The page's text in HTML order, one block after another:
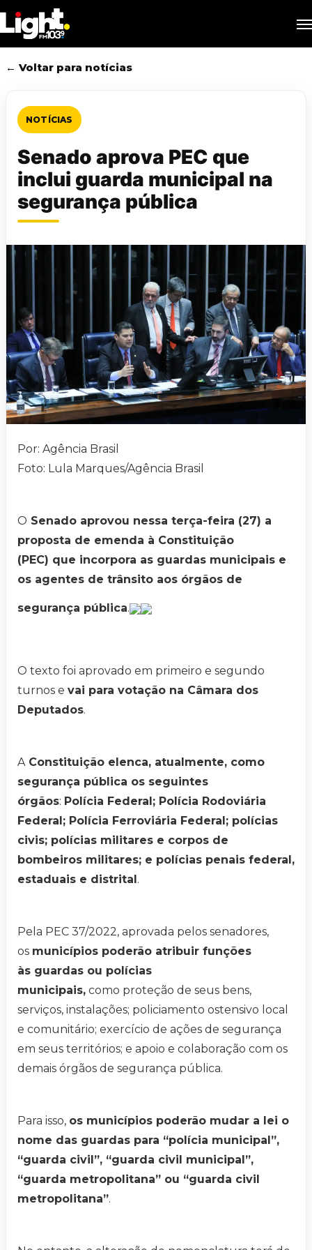
to
main
content
← Voltar para notícias
NOTÍCIAS
Senado aprova PEC que
inclui guarda municipal na
segurança pública
Por: Agência Brasil
Foto: Lula Marques/Agência Brasil
O Senado aprovou nessa terça-feira (27) a
proposta de emenda à Constituição
(PEC) que incorpora as guardas municipais e
os agentes de trânsito aos órgãos de
segurança pública.
O texto foi aprovado em primeiro e segundo
turnos e vai para votação na Câmara dos
Deputados.
AConstituição elenca, atualmente, como
segurança pública os seguintes
órgãos: Polícia Federal; Polícia Rodoviária
Federal; Polícia Ferroviária Federal; polícias
civis; polícias militares e corpos de
bombeiros militares; e polícias penais federal,
estaduais e distrital .
Pela PEC 37/2022, aprovada pelos senadores,
os municípios poderão atribuir funções
às guardas ou polícias
municipais, como proteção de seus bens,
serviços, instalações; policiamento ostensivo local
e comunitário; exercício de ações de segurança
em seus territórios; e apoio e colaboração com os
demais órgãos de segurança pública.
Para isso, os municípios poderão mudar a lei o
nome das guardas para “polícia municipal”,
“guarda civil”, “guarda civil municipal”,
“guarda metropolitana” ou “guarda civil
metropolitana”.